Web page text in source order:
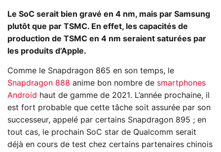
Le SoC serait bien gravé en 4 nm, mais par Samsung
plutôt que par TSMC. En effet, les capacités de
production de TSMC en 4 nm seraient saturées par
les produits d’Apple.
Comme le Snapdragon 865 en son temps, le
Snapdragon 888 anime bon nombre de smartphones
Android haut de gamme de 2021. L’année prochaine, il
est fort probable que cette tâche soit assurée par son
successeur, appelé par certains Snapdragon 895 ; en
tout cas, le prochain SoC star de Qualcomm serait
déjà en cours de test chez certains partenaires chinois